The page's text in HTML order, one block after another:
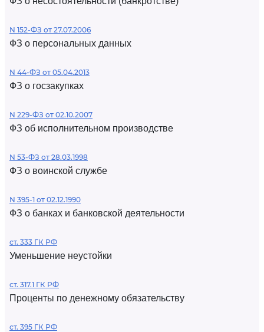
N 152-ФЗ от 27.07.2006
ФЗ о персональных данных
N 44-ФЗ от 05.04.2013
ФЗ о госзакупках
N 229-ФЗ от 02.10.2007
ФЗ об исполнительном производстве
N 53-ФЗ от 28.03.1998
ФЗ о воинской службе
N 395-1 от 02.12.1990
ФЗ о банках и банковской деятельности
ст. 333 ГК РФ
Уменьшение неустойки
ст. 317.1 ГК РФ
Проценты по денежному обязательству
ст. 395 ГК РФ